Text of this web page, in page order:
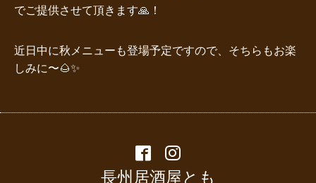
でご提供させて頂きます🙏！
近日中に秋メニューも登場予定ですので、そちらもお楽
しみに〜🌰✨
長州居酒屋とも